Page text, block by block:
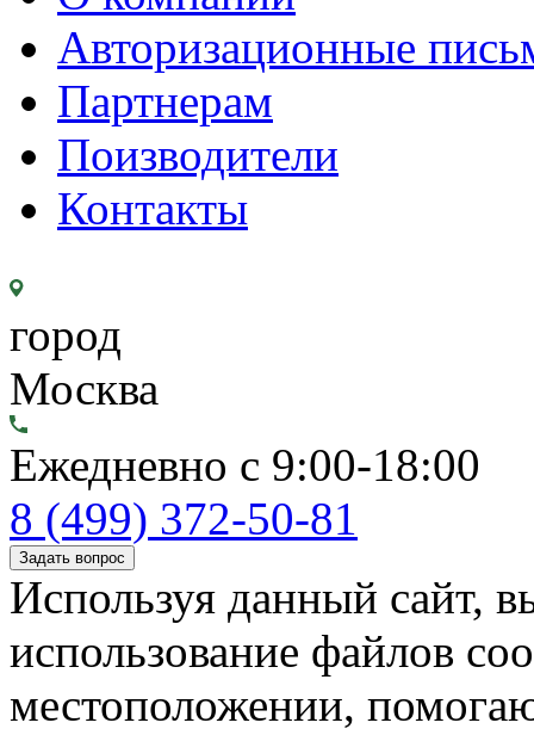
Авторизационные
Партнерам
Поизводители
Контакты
город
Москва
Ежедневно с 9:00-18:00
8 (499) 372-50-81
Задать вопрос
Используя данный сайт,
использование файлов
местоположении,